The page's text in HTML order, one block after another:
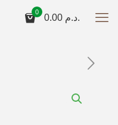
0
0.00 د.م.